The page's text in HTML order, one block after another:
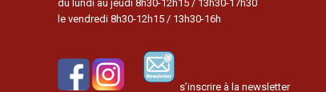
du lundi au jeudi 8h30-12h15 / 13h30-17h30
le vendredi 8h30-12h15 / 13h30-16h
s’inscrire à la newsletter